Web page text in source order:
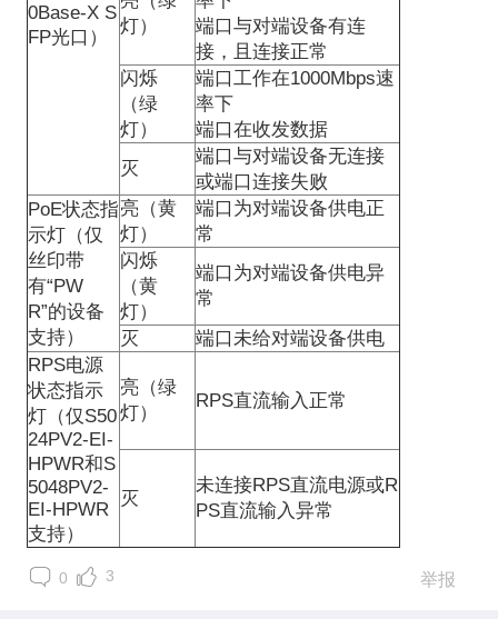
0Base-X S
FP光口）
灯）
端口与对端设备有连
接，且连接正常
闪烁
（绿
灯）
端口工作在1000Mbps速
率下
端口在收发数据
灭
端口与对端设备无连接
或端口连接失败
PoE状态指
示灯（仅
丝印带
有“PW
R”的设备
支持）
亮（黄
灯）
端口为对端设备供电正
常
闪烁
（黄
灯）
端口为对端设备供电异
常
灭
端口未给对端设备供电
RPS电源
状态指示
灯（仅S50
24PV2-EI-
HPWR和S
5048PV2-
EI-HPWR
支持）
亮（绿
灯）
RPS直流输入正常
灭
未连接RPS直流电源或R
PS直流输入异常
0 3 举报